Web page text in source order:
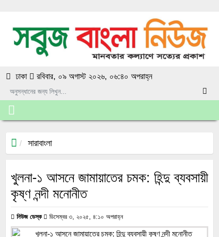
ঢাকা রবিবার, ০৯ অগাস্ট ২০২৬, ০৬:৪০ অপরাহ্ন
সারাবাংলা
খুলনা-১ আসনে জামায়াতের চমক: হিন্দু ব্যবসায়ী
কৃষ্ণ নন্দী মনোনীত
নিউজ ডেস্ক ডিসেম্বর ৩, ২০২৫, ৪:১০ অপরাহ্ন